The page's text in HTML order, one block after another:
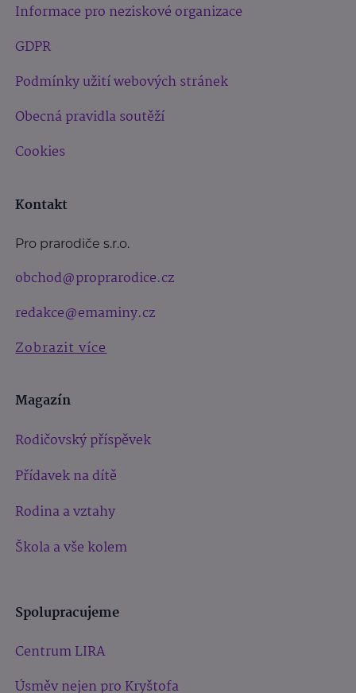
Informace pro neziskové organizace
GDPR
Podmínky užití webových stránek
Obecná pravidla soutěží
Cookies
Kontakt
Pro prarodiče s.r.o.
obchod@proprarodice.cz
redakce@emaminy.cz
Zobrazit více
Magazín
Rodičovský příspěvek
Přídavek na dítě
Rodina a vztahy
Škola a vše kolem
Spolupracujeme
Centrum LIRA
Úsměv nejen pro Kryštofa